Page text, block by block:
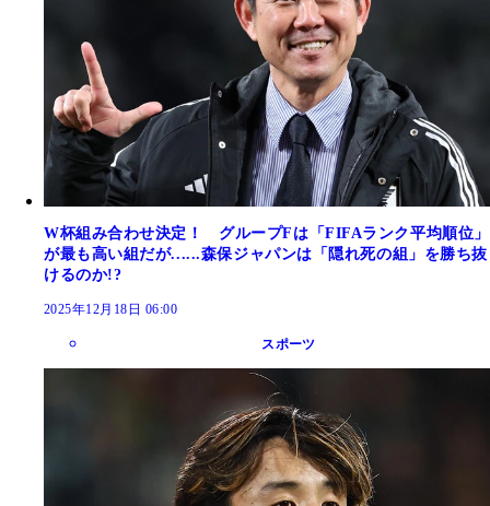
W杯組み合わせ決定！ グループFは「FIFAランク平均順位」
が最も高い組だが......森保ジャパンは「隠れ死の組」を勝ち抜
けるのか!?
2025年12月18日 06:00
スポーツ